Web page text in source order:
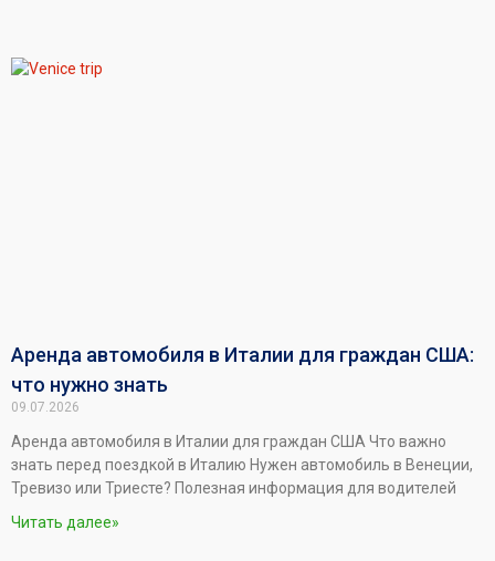
Аренда автомобиля в Италии для граждан США:
что нужно знать
09.07.2026
Аренда автомобиля в Италии для граждан США Что важно
знать перед поездкой в Италию Нужен автомобиль в Венеции,
Тревизо или Триесте? Полезная информация для водителей
Читать далее»